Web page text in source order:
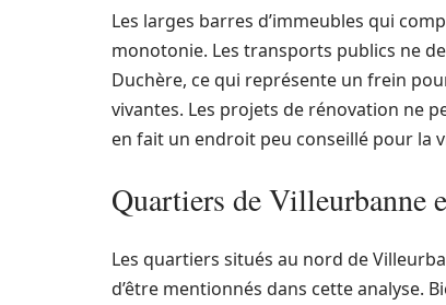
Les larges barres d’immeubles qui
monotonie. Les transports publics ne
Duchère, ce qui représente un frein
vivantes. Les projets de rénovation ne
en fait un endroit peu conseillé pour la
Quartiers de Villeurbanne
Les quartiers situés au nord de
d’être mentionnés dans cette analyse.